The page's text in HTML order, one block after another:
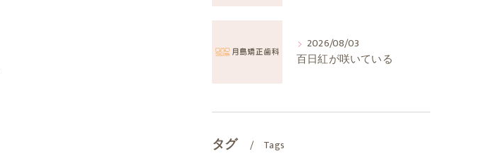
2026/08/03
百日紅が咲いている
タグ Tags